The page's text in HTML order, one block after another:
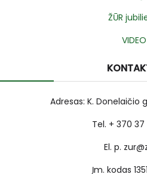
ŽŪR
VIDEO
Adresas: K. Donelaičio
Tel. + 370 37
El. p.
Įm. kodas